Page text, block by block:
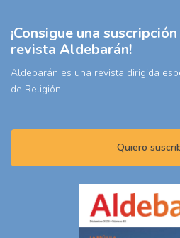
¡Consigue una
revista Aldebarán!
Aldebarán es una revista dirigida
de Religión.
Quiero